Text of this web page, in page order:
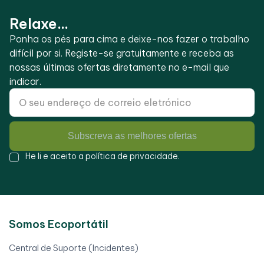
Relaxe...
Ponha os pés para cima e deixe-nos fazer o trabalho
difícil por si. Registe-se gratuitamente e receba as
nossas últimas ofertas diretamente no e-mail que
indicar.
Subscreva as melhores ofertas
He li e aceito a política de privacidade.
Somos Ecoportátil
Central de Suporte (Incidentes)